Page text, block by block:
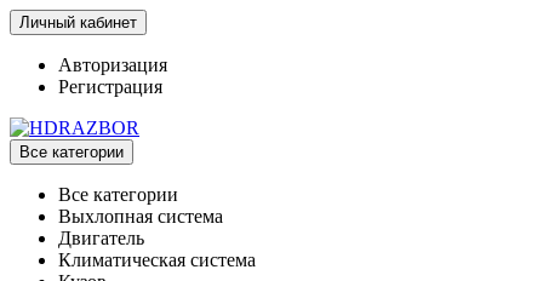
Личный кабинет
Авторизация
Регистрация
Все категории
Все категории
Выхлопная система
Двигатель
Климатическая система